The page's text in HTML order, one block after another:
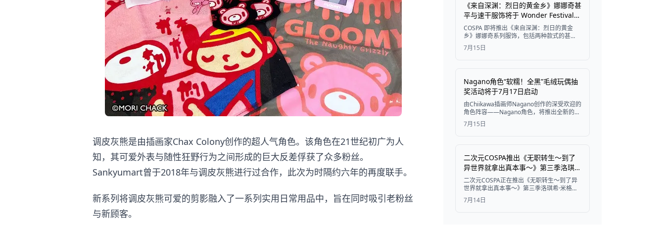
调皮灰熊是由插画家Chax Colony创作的超人气角色。该角色在21世纪初广为人
知，其可爱外表与随性狂野行为之间形成的巨大反差俘获了众多粉丝。
Sankyumart曾于2018年与调皮灰熊进行过合作，此次为时隔约六年的再度联手。
新系列将调皮灰熊可爱的剪影融入了一系列实用日常用品中，旨在同时吸引老粉丝
与新顾客。
《来自深渊：烈日的黄金乡》娜娜奇甚
平与速干服饰将于 Wonder Festival
2026 [夏] 由 COSPA 提前发售
COSPA 即将推出《来自深渊：烈日的黄金
乡》娜娜奇系列服饰，包括两种款式的甚
平、一件速干 T 恤和一件轻量速干连帽衫。
这些商品将于 7 月 26 日在 Wonder Festival
7月15日
Nagano角色“软糯！全黑”毛绒玩偶抽
奖活动将于7月17日启动
由Chiikawa插画师Nagano创作的深受欢迎的
角色阵容——Nagano角色，将推出全新的全
黑毛绒玩偶抽奖活动。活动于2026年7月17
日开始，包含11种奖品，百分之百中奖，从
7月15日
二次元COSPA推出《无职转生～到了
异世界就拿出真本事～》第三季洛琪希
·米格路迪周边商品
二次元COSPA正在推出《无职转生～到了异
世界就拿出真本事～》第三季洛琪希·米格路
迪的新周边，包括翻盖式手机壳、证件套、
伸缩钥匙扣、迷你小包和徽章。这些商品将
7月14日